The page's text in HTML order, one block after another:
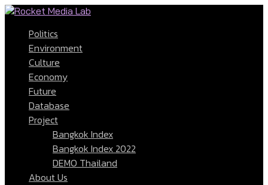
Politics
Environment
Culture
Economy
Future
Database
Project
Bangkok Index
Bangkok Index 2022
DEMO Thailand
About Us